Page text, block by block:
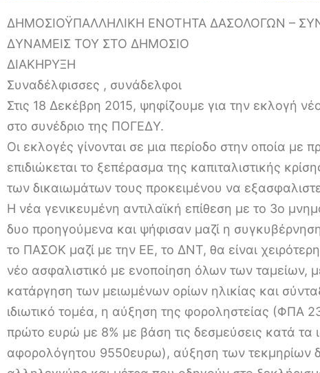
ΔΗΜΟΣΙΟΫΠΑΛΛΗΛΙΚΗ ΕΝΟΤΗΤΑ ΔΑΣΟΛΟΓΩΝ –
ΔΥΝΑΜΕΙΣ ΤΟΥ ΣΤΟ ΔΗΜΟΣΙΟ
ΔΙΑΚΗΡΥΞΗ
Συναδέλφισσες , συνάδελφοι
Στις 18 Δεκέβρη 2015, ψηφίζουμε για την εκλογή
στο συνέδριο της ΠΟΓΕΔΥ.
Οι εκλογές γίνονται σε μια περίοδο στην οποία με
επιδιώκεται το ξεπέρασμα της καπιταλιστικής
των δικαιωμάτων τους προκειμένου να
Η νέα γενικευμένη αντιλαϊκή επίθεση με το 3ο
δυο προηγούμενα και ψήφισαν μαζί η
το ΠΑΣΟΚ μαζί με την ΕΕ, το ΔΝΤ, θα είναι
νέο ασφαλιστικό με ενοποίηση όλων των ταμείων,
κατάργηση των μειωμένων ορίων ηλικίας και
ιδιωτικό τομέα, η αύξηση της φοροληστείας (ΦΠΑ
πρώτο ευρώ με 8% με βάση τις δεσμεύσεις κατά τα
αφορολόγητου 9550ευρω), αύξηση των τεκμηρίων